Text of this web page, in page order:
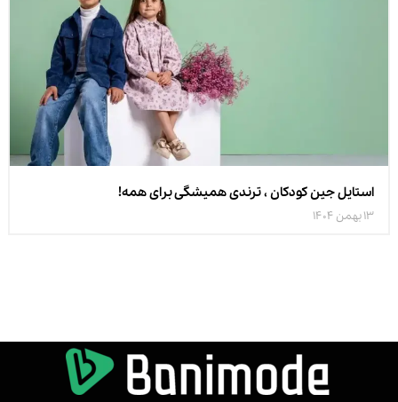
استایل جین کودکان ، ترندی همیشگی برای همه!
13 بهمن 1404